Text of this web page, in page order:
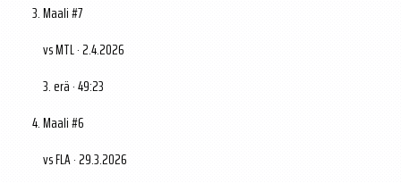
Maali #7
vs MTL · 2.4.2026
3. erä · 49:23
Maali #6
vs FLA · 29.3.2026